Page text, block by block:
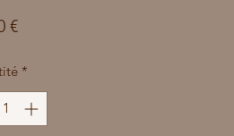
€Prix
*